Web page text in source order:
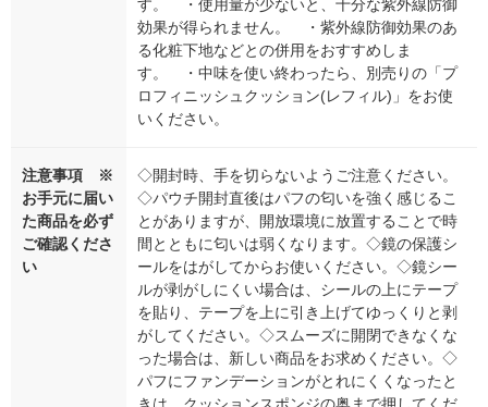
す。 ・使用量が少ないと、十分な紫外線防御
効果が得られません。 ・紫外線防御効果のあ
る化粧下地などとの併用をおすすめしま
す。 ・中味を使い終わったら、別売りの「プ
ロフィニッシュクッション(レフィル)」をお使
いください。
注意事項 ※
お手元に届い
た商品を必ず
ご確認くださ
い
◇開封時、手を切らないようご注意ください。
◇パウチ開封直後はパフの匂いを強く感じるこ
とがありますが、開放環境に放置することで時
間とともに匂いは弱くなります。◇鏡の保護シ
ールをはがしてからお使いください。◇鏡シー
ルが剥がしにくい場合は、シールの上にテープ
を貼り、テープを上に引き上げてゆっくりと剥
がしてください。◇スムーズに開閉できなくな
った場合は、新しい商品をお求めください。◇
パフにファンデーションがとれにくくなったと